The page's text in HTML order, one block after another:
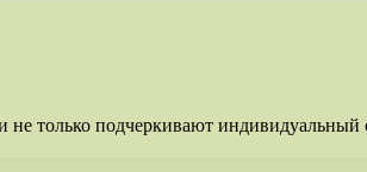
только подчеркивают индивидуальный